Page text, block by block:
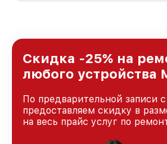
и лояльности наших
Скидка -25% на
любого устройства
По предварительной записи с
предоставляем скидку в
на весь прайс услуг по